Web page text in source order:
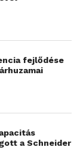
fejlődése
a Schneider